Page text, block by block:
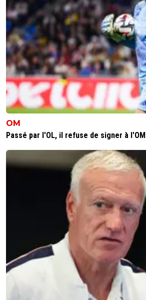
OM
Passé par l'OL, il refuse de signer à l'OM